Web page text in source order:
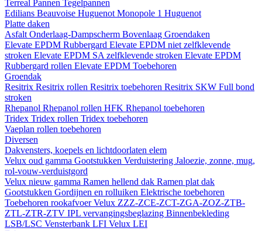
Terreal Pannen Tegelpannen
Edilians Beauvoise Huguenot Monopole 1 Huguenot
Platte daken
Asfalt Onderlaag-Dampscherm Bovenlaag Groendaken
Elevate EPDM Rubbergard Elevate EPDM niet zelfklevende
stroken Elevate EPDM SA zelfklevende stroken Elevate EPDM
Rubbergard rollen Elevate EPDM Toebehoren
Groendak
Resitrix Resitrix rollen Resitrix toebehoren Resitrix SKW Full bond
stroken
Rhepanol Rhepanol rollen HFK Rhepanol toebehoren
Tridex Tridex rollen Tridex toebehoren
Vaeplan rollen toebehoren
Diversen
Dakvensters, koepels en lichtdoorlaten elem
Velux oud gamma Gootstukken Verduistering Jaloezie, zonne, mug,
rol-vouw-verduistgord
Velux nieuw gamma Ramen hellend dak Ramen plat dak
Gootstukken Gordijnen en rolluiken Elektrische toebehoren
Toebehoren rookafvoerVelux ZZZ-ZCE-ZCT-ZGA-ZOZ-ZTB-
ZTL-ZTR-ZTV IPL vervangingsbeglazing Binnenbekleding
LSB/LSC Vensterbank LFI Velux LEI